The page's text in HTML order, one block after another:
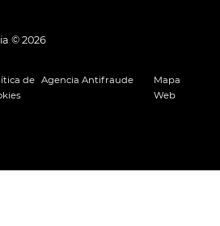
© 2026
de Agencia Antifraude
Mapa
Web